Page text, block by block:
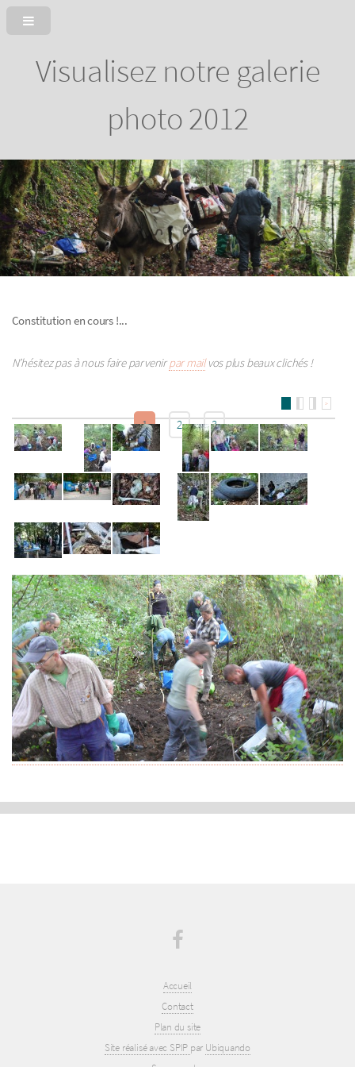
Visualisez notre galerie
photo 2012
Constitution en cours !...
N’hésitez pas à nous faire parvenirpar mailvos plus beaux clichés !
>
1 2 3
Accueil
Contact
Plan du site
Site réalisé avec SPIP par Ubiquando